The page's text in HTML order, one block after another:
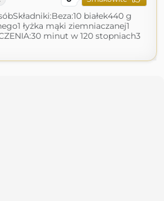
białek440 g
łyżka mąki ziemniaczanej1
minut w 120 stopniach3